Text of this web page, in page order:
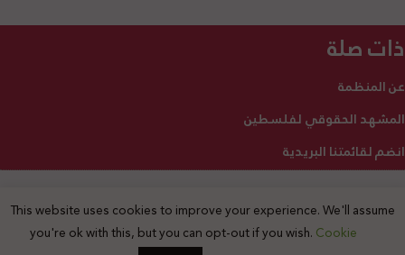
ذات صلة
عن المنظمة
المشهد الحقوقي لفلسطين
انضم لقائمتنا البريدية
2025 © جميع الحقوق محفوظة
This website uses cookies to improve your experience. We'll assume
you're ok with this, but you can opt-out if you wish. Cookie